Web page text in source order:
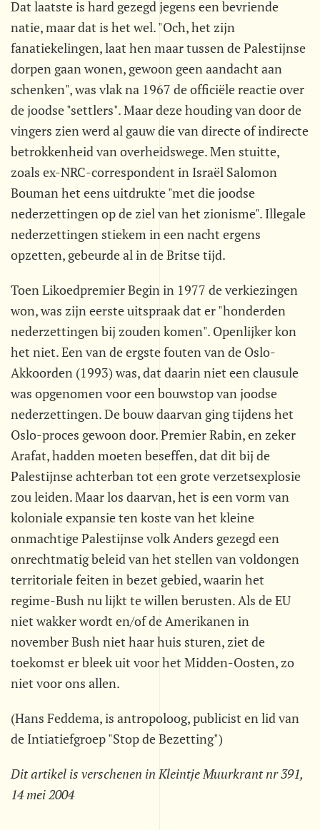
Dat laatste is hard gezegd jegens een bevriende
natie, maar dat is het wel. "Och, het zijn
fanatiekelingen, laat hen maar tussen de Palestijnse
dorpen gaan wonen, gewoon geen aandacht aan
schenken", was vlak na 1967 de officiële reactie over
de joodse "settlers". Maar deze houding van door de
vingers zien werd al gauw die van directe of indirecte
betrokkenheid van overheidswege. Men stuitte,
zoals ex-NRC-correspondent in Israël Salomon
Bouman het eens uitdrukte "met die joodse
nederzettingen op de ziel van het zionisme". Illegale
nederzettingen stiekem in een nacht ergens
opzetten, gebeurde al in de Britse tijd.
Toen Likoedpremier Begin in 1977 de verkiezingen
won, was zijn eerste uitspraak dat er "honderden
nederzettingen bij zouden komen". Openlijker kon
het niet. Een van de ergste fouten van de Oslo-
Akkoorden (1993) was, dat daarin niet een clausule
was opgenomen voor een bouwstop van joodse
nederzettingen. De bouw daarvan ging tijdens het
Oslo-proces gewoon door. Premier Rabin, en zeker
Arafat, hadden moeten beseffen, dat dit bij de
Palestijnse achterban tot een grote verzetsexplosie
zou leiden. Maar los daarvan, het is een vorm van
koloniale expansie ten koste van het kleine
onmachtige Palestijnse volk Anders gezegd een
onrechtmatig beleid van het stellen van voldongen
territoriale feiten in bezet gebied, waarin het
regime-Bush nu lijkt te willen berusten. Als de EU
niet wakker wordt en/of de Amerikanen in
november Bush niet haar huis sturen, ziet de
toekomst er bleek uit voor het Midden-Oosten, zo
niet voor ons allen.
(Hans Feddema, is antropoloog, publicist en lid van
de Intiatiefgroep "Stop de Bezetting")
Dit artikel is verschenen in Kleintje Muurkrant nr 391,
14 mei 2004